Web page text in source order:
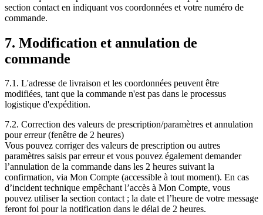
section contact en indiquant vos coordonnées et votre numéro de
commande.
7. Modification et annulation de
commande
7.1. L'adresse de livraison et les coordonnées peuvent être
modifiées, tant que la commande n'est pas dans le processus
logistique d'expédition.
7.2. Correction des valeurs de prescription/paramètres et annulation
pour erreur (fenêtre de 2 heures)
Vous pouvez corriger des valeurs de prescription ou autres
paramètres saisis par erreur et vous pouvez également demander
l’annulation de la commande dans les 2 heures suivant la
confirmation, via Mon Compte (accessible à tout moment). En cas
d’incident technique empêchant l’accès à Mon Compte, vous
pouvez utiliser la section contact ; la date et l’heure de votre message
feront foi pour la notification dans le délai de 2 heures.